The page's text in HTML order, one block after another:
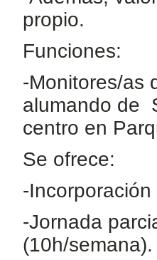
propio.
Funciones:
-Monitores/as
alumando de
centro en
Se ofrece:
-
-Jornada
(10h/semana).